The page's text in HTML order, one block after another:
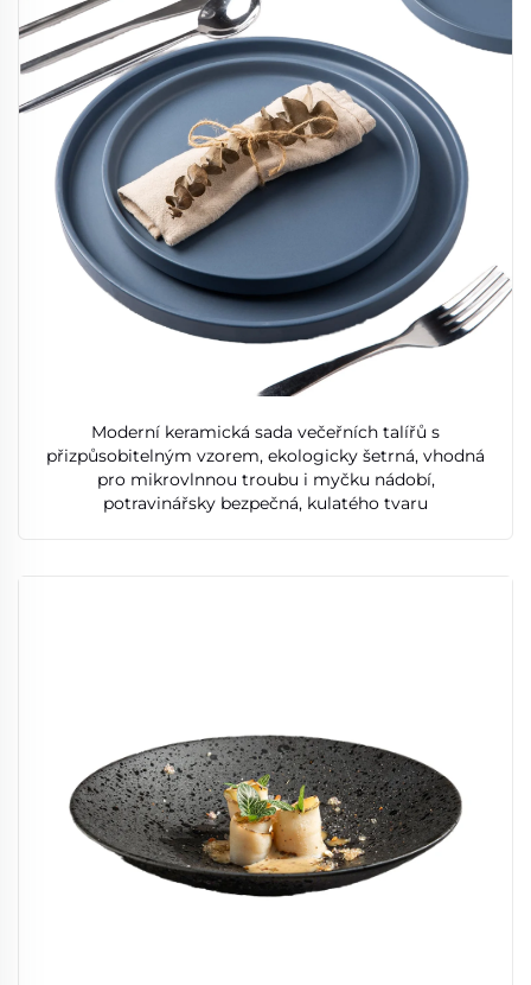
Moderní keramická sada večeřních talířů s
přizpůsobitelným vzorem, ekologicky šetrná, vhodná
pro mikrovlnnou troubu i myčku nádobí,
potravinářsky bezpečná, kulatého tvaru